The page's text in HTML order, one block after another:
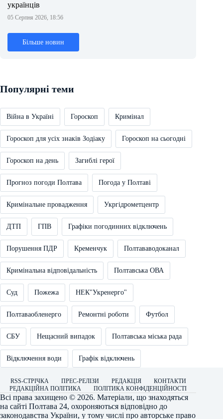
українців
05 Серпня 2026, 18:56
Більше новин
Популярні теми
Війна в Україні Гороскоп Кримінал
Гороскоп для усіх знаків Зодіаку Гороскоп на сьогодні
Гороскоп на день Загиблі герої
Прогноз погоди Полтава Погода у Полтаві
Кримінальне провадження Укргідрометцентр
ДТП ГПВ Графіки погодинних відключень
Порушення ПДР Кременчук Полтававодоканал
Кримінальна відповідальність Полтавська ОВА
Суд Пожежа НЕК"Укренерго"
Полтаваобленерго Ремонтні роботи Футбол
СБУ Нещасний випадок Полтавська міська рада
Відключення води Графік відключень
RSS-СТРІЧКА ПРЕС-РЕЛІЗИ РЕДАКЦІЯ
КОНТАКТИ
РЕДАКЦІЙНА ПОЛІТИКА
ПОЛІТИКА КОНФІДЕНЦІЙНОСТІ
Всі права захищено © 2026. Матеріали, що знаходяться
на сайті Полтава 24, охороняються відповідно до
законодавства України, у тому числі про авторське право